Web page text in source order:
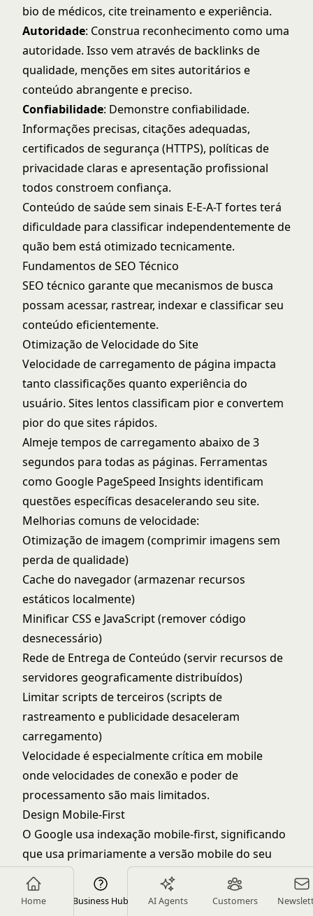
Home Business Hub AI Agents Customers
bio de médicos, cite treinamento e experiência.
Autoridade: Construa reconhecimento como uma
autoridade. Isso vem através de backlinks de
qualidade, menções em sites autoritários e
conteúdo abrangente e preciso.
Confiabilidade: Demonstre confiabilidade.
Informações precisas, citações adequadas,
certificados de segurança (HTTPS), políticas de
privacidade claras e apresentação profissional
todos constroem confiança.
Conteúdo de saúde sem sinais E-E-A-T fortes terá
dificuldade para classificar independentemente de
quão bem está otimizado tecnicamente.
Fundamentos de SEO Técnico
SEO técnico garante que mecanismos de busca
possam acessar, rastrear, indexar e classificar seu
conteúdo eficientemente.
Otimização de Velocidade do Site
Velocidade de carregamento de página impacta
tanto classificações quanto experiência do
usuário. Sites lentos classificam pior e convertem
pior do que sites rápidos.
Almeje tempos de carregamento abaixo de 3
segundos para todas as páginas. Ferramentas
como Google PageSpeed Insights identificam
questões específicas desacelerando seu site.
Melhorias comuns de velocidade:
Otimização de imagem (comprimir imagens sem
perda de qualidade)
Cache do navegador (armazenar recursos
estáticos localmente)
Minificar CSS e JavaScript (remover código
desnecessário)
Rede de Entrega de Conteúdo (servir recursos de
servidores geograficamente distribuídos)
Limitar scripts de terceiros (scripts de
rastreamento e publicidade desaceleram
carregamento)
Velocidade é especialmente crítica em mobile
onde velocidades de conexão e poder de
processamento são mais limitados.
Design Mobile-First
O Google usa indexação mobile-first, significando
que usa primariamente a versão mobile do seu
site para classificação e indexação.
Requisitos de otimização mobile: